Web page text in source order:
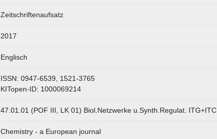
Zeitschriftenaufsatz
2017
Englisch
ISSN: 0947-6539, 1521-3765
KITopen-ID: 1000069214
47.01.01 (POF III, LK 01) Biol.Netzwerke u.Synth.Regulat. ITG+ITC
Chemistry - a European journal